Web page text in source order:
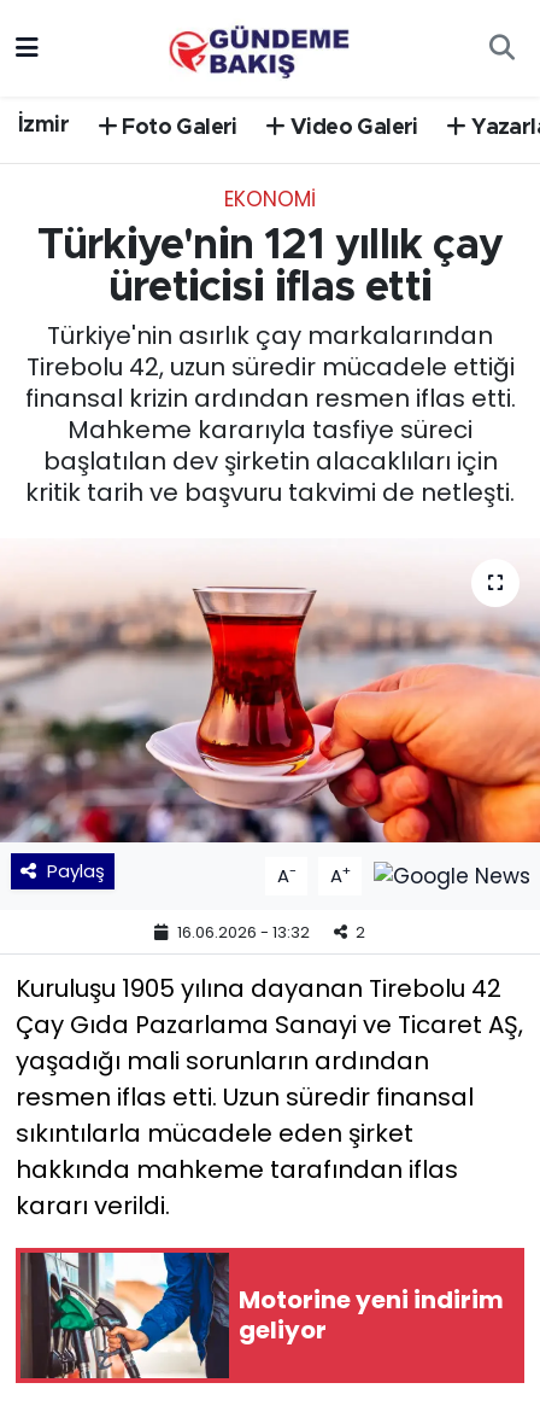
İzmir Foto Galeri Video Galeri
EKONOMİ
Türkiye'nin 121 yıllık çay
üreticisi iflas etti
Türkiye'nin asırlık çay markalarından
Tirebolu 42, uzun süredir mücadele ettiği
finansal krizin ardından resmen iflas etti.
Mahkeme kararıyla tasfiye süreci
başlatılan dev şirketin alacaklıları için
kritik tarih ve başvuru takvimi de netleşti.
Paylaş A- A+
16.06.2026 - 13:32 2
Kuruluşu 1905 yılına dayanan Tirebolu 42
Çay Gıda Pazarlama Sanayi ve Ticaret AŞ,
yaşadığı mali sorunların ardından
resmen iflas etti. Uzun süredir finansal
sıkıntılarla mücadele eden şirket
hakkında mahkeme tarafından iflas
kararı verildi.
Motorine yeni indirim
geliyor
EĞİTİM
EKONOMİ
English News
KÜLTÜR SANAT
MAGAZİN
POLİTİKA
SAĞLIK
Siyaset
SPOR
TEKNOLOJİ
Yaşam
YEREL POLİTİKA
YEREL YÖNETİMLER
Yurt
Süper Lig Puan Durumu ve Fikstür
Tüm Manşetler
Son Dakika Haberleri
Haber Arşivi